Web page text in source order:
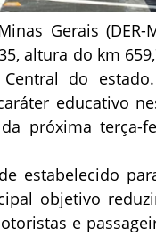
Gerais (DER-
altura do km
do
educativo
próxima terça-
estabelecido
objetivo
e